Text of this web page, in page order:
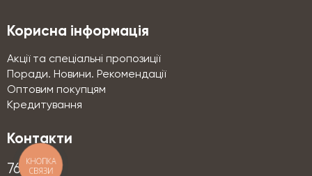
Корисна інформація
Акції та спеціальні пропозиції
Поради. Новини. Рекомендації
Оптовим покупцям
Кредитування
Контакти
76-76
КНОПКА
СВЯЗИ